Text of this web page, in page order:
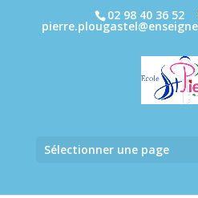
02 98 40 36 52
Sélectionner une page